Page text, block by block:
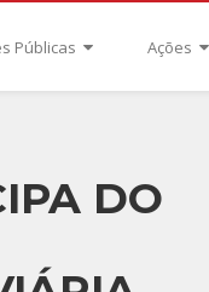
Públicas Ações
DO